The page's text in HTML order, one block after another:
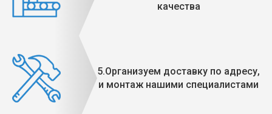
качества
5.Организуем доставку по адресу,
и монтаж нашими специалистами